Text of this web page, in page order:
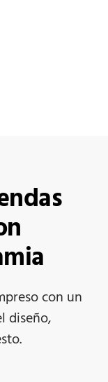
con un
diseño,